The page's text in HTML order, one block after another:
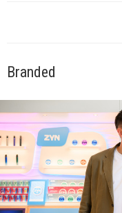
Branded